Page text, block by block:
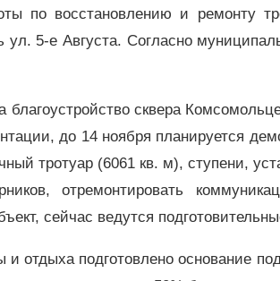
по восстановлению и ремонту
5-е Августа. Согласно
благоустройство сквера
до 14 ноября планируется
тротуар (6061 кв. м), ступени,
отремонтировать
сейчас ведутся
и отдыха подготовлено основание